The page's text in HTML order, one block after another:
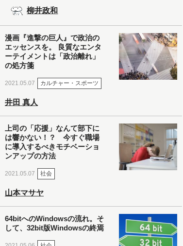
柳井政和
漫画『進撃の巨人』で政治の
エッセンスを。 良質なエンタ
ーテイメントは「政治離れ」
の処方箋
2021.05.07 カルチャー・スポーツ
井田 真人
上司の「応援」なんて部下に
は響かない！？ 今すぐ職場
に導入するべきモチベーショ
ンアップの方法
2021.05.07 社会
山本マサヤ
64bitへのWindowsの流れ。そ
して、32bit版Windowsの終焉